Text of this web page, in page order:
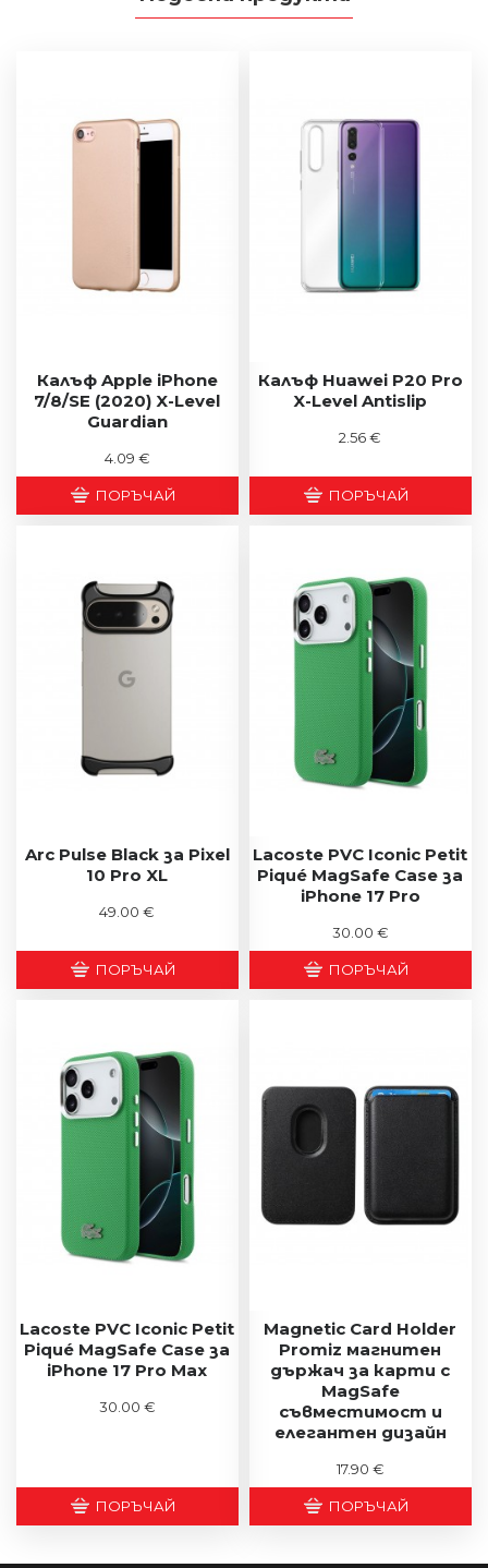
Калъф Apple iPhone
7/8/SE (2020) X-Level
Guardian
4.09 €
ПОРЪЧАЙ
Калъф Huawei P20 Pro
X-Level Antislip
2.56 €
ПОРЪЧАЙ
Arc Pulse Black за Pixel
10 Pro XL
49.00 €
ПОРЪЧАЙ
Lacoste PVC Iconic Petit
Piqué MagSafe Case за
iPhone 17 Pro
30.00 €
ПОРЪЧАЙ
Lacoste PVC Iconic Petit
Piqué MagSafe Case за
iPhone 17 Pro Max
30.00 €
ПОРЪЧАЙ
Magnetic Card Holder
Promiz магнитен
държач за карти с
MagSafe
съвместимост и
елегантен дизайн
17.90 €
ПОРЪЧАЙ